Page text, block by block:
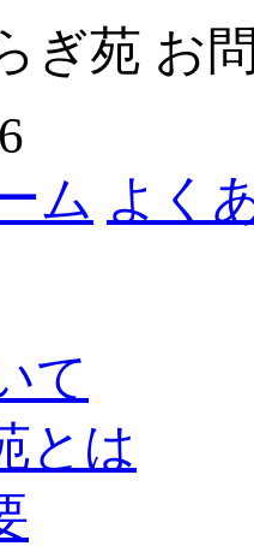
ぎ苑 お
ム よく
て
とは